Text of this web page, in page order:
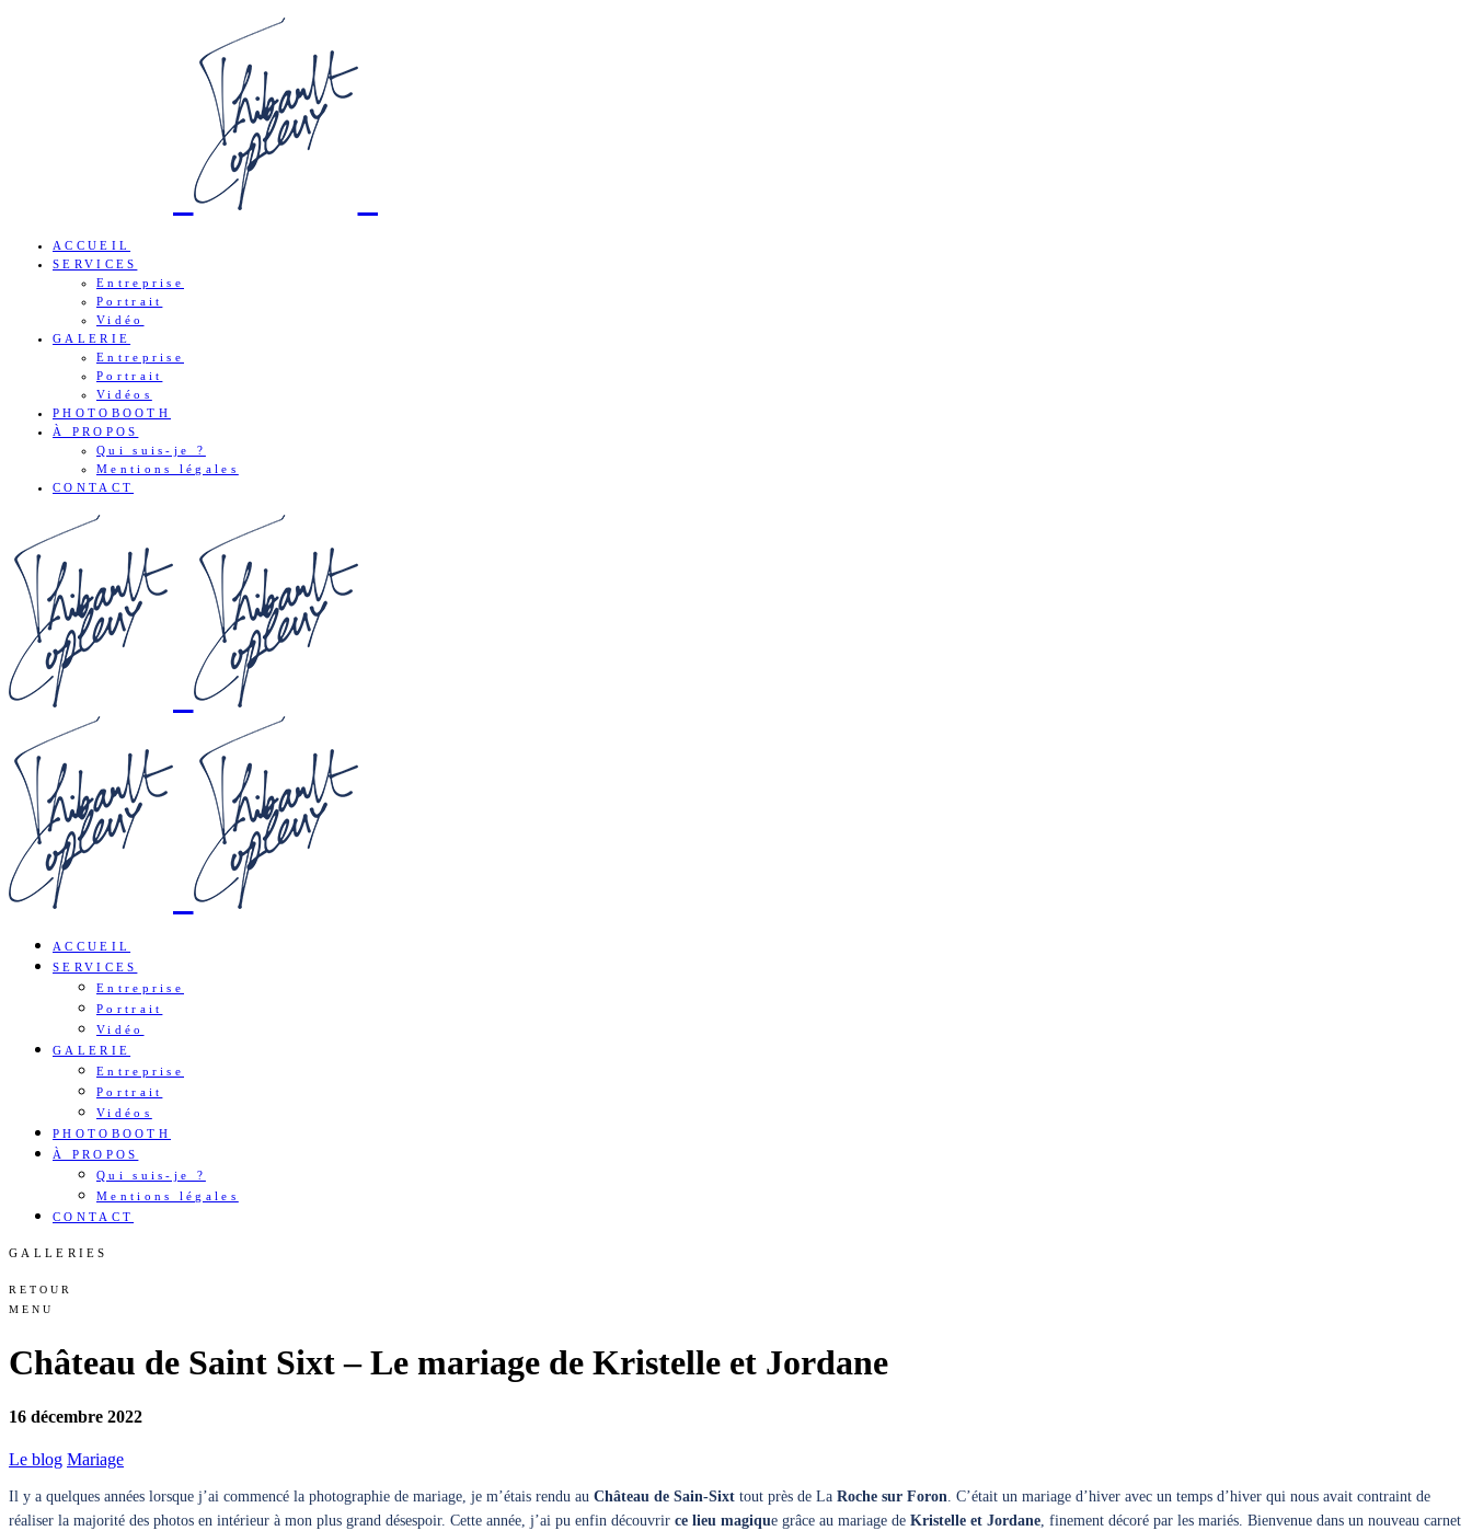
ACCUEIL
SERVICES
Entreprise
Portrait
Vidéo
GALERIE
Entreprise
Portrait
Vidéos
PHOTOBOOTH
À PROPOS
Qui suis-je ?
Mentions légales
CONTACT
ACCUEIL
SERVICES
Entreprise
Portrait
Vidéo
GALERIE
Entreprise
Portrait
Vidéos
PHOTOBOOTH
À PROPOS
Qui suis-je ?
Mentions légales
CONTACT
GALLERIES
RETOUR
MENU
Château de Saint Sixt – Le mariage de Kristelle et Jordane
16 décembre 2022
Le blog Mariage
Il y a quelques années lorsque j’ai commencé la photographie de mariage, je m’étais rendu au Château de Sain-Sixt tout près de La Roche sur Foron. C’était un mariage d’hiver avec un temps d’hiver qui nous avait contraint de
réaliser la majorité des photos en intérieur à mon plus grand désespoir. Cette année, j’ai pu enfin découvrir ce lieu magique grâce au mariage de Kristelle et Jordane, finement décoré par les mariés. Bienvenue dans un nouveau carnet